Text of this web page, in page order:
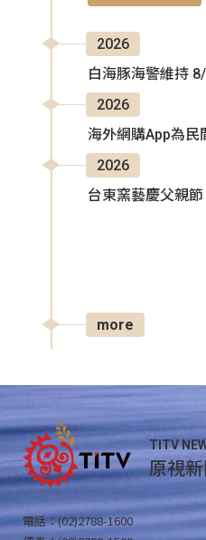
2026
白海豚海警維持
2026
海外網購App為民
2026
台東窯藝慶父親
more
TITV
原視
電話：(02)2788-1600